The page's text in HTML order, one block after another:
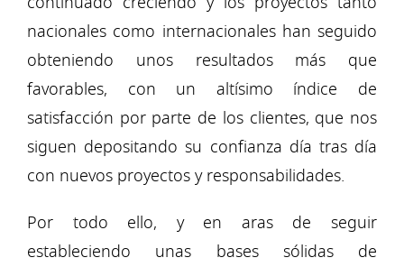
nacionales como internacionales han seguido
obteniendo unos resultados más que
favorables, con un altísimo índice de
satisfacción por parte de los clientes, que nos
siguen depositando su confianza día tras día
con nuevos proyectos y responsabilidades.
Por todo ello, y en aras de seguir
estableciendo unas bases sólidas de